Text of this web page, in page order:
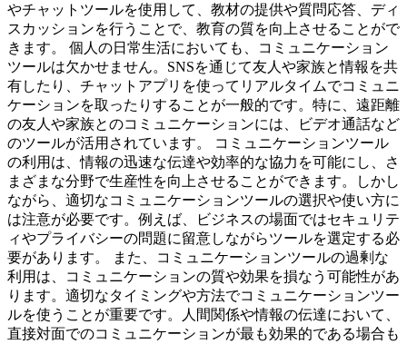
やチャットツールを使用して、教材の提供や質問応答、ディ
スカッションを行うことで、教育の質を向上させることがで
きます。 個人の日常生活においても、コミュニケーション
ツールは欠かせません。SNSを通じて友人や家族と情報を共
有したり、チャットアプリを使ってリアルタイムでコミュニ
ケーションを取ったりすることが一般的です。特に、遠距離
の友人や家族とのコミュニケーションには、ビデオ通話など
のツールが活用されています。 コミュニケーションツール
の利用は、情報の迅速な伝達や効率的な協力を可能にし、さ
まざまな分野で生産性を向上させることができます。しかし
ながら、適切なコミュニケーションツールの選択や使い方に
は注意が必要です。例えば、ビジネスの場面ではセキュリテ
ィやプライバシーの問題に留意しながらツールを選定する必
要があります。 また、コミュニケーションツールの過剰な
利用は、コミュニケーションの質や効果を損なう可能性があ
ります。適切なタイミングや方法でコミュニケーションツー
ルを使うことが重要です。人間関係や情報の伝達において、
直接対面でのコミュニケーションが最も効果的である場合も